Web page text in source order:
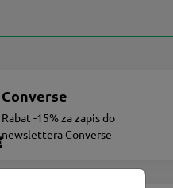
Converse
Rabat -15% za zapis do
newslettera Converse